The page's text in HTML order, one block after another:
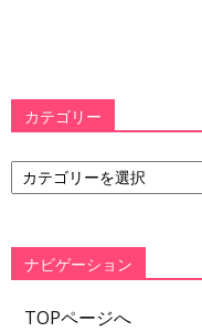
カテゴリー
カ
テ
ー
ナビゲーション
TOPページへ